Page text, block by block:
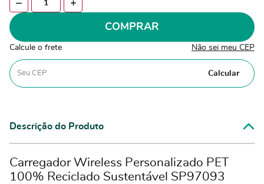
COMPRAR
Calcule o frete Não sei meu CEP
Calcular
Descrição do Produto
Carregador Wireless Personalizado PET
100% Reciclado Sustentável SP97093